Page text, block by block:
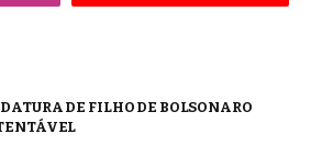
DE FILHO DE BOLSONARO